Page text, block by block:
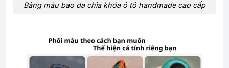
Bảng màu bao da chìa khóa ô tô handmade cao cấp